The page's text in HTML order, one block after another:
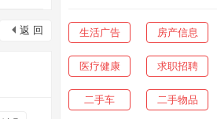
返 回 生活广告 房产信息
医疗健康 求职招聘
二手车 二手物品